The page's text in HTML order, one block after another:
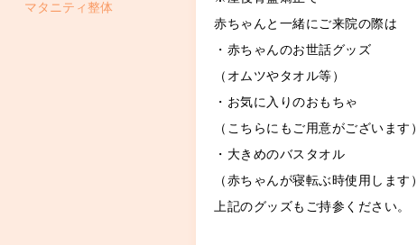
赤ちゃんと一緒にご来院の際は
・赤ちゃんのお世話グッズ
（オムツやタオル等）
・お気に入りのおもちゃ
（こちらにもご用意がございます）
・大きめのバスタオル
（赤ちゃんが寝転ぶ時使用します）
上記のグッズもご持参ください。
マタニティ整体